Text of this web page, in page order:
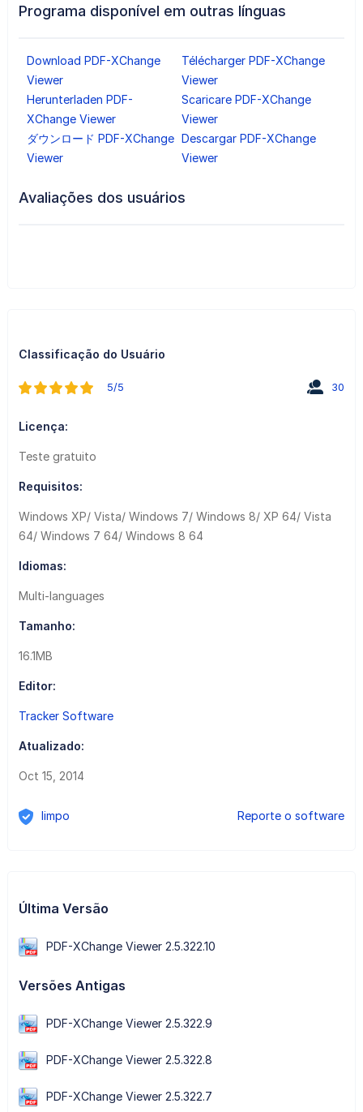
Programa disponível em outras línguas
Download PDF-XChange
Viewer
Télécharger PDF-XChange
Viewer
Herunterladen PDF-
XChange Viewer
Scaricare PDF-XChange
Viewer
ダウンロード PDF-XChange
Viewer
Descargar PDF-XChange
Viewer
Avaliações dos usuários
Classificação do Usuário
5/5 30
Licença:
Teste gratuito
Requisitos:
Windows XP/ Vista/ Windows 7/ Windows 8/ XP 64/ Vista
64/ Windows 7 64/ Windows 8 64
Idiomas:
Multi-languages
Tamanho:
16.1MB
Editor:
Tracker Software
Atualizado:
Oct 15, 2014
limpo Reporte o software
Última Versão
PDF-XChange Viewer 2.5.322.10
Versões Antigas
PDF-XChange Viewer 2.5.322.9
PDF-XChange Viewer 2.5.322.8
PDF-XChange Viewer 2.5.322.7